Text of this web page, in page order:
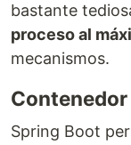
bastante
proceso al
mecanismos.
Spring Boot